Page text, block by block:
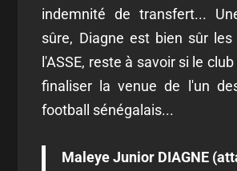
indemnité de transfert...
sûre, Diagne est bien sûr
l'ASSE, reste à savoir si le
finaliser la venue de l'un
football sénégalais...
Maleye Junior DIAGNE